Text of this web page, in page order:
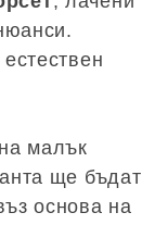
малък
ще бъдат
основа на